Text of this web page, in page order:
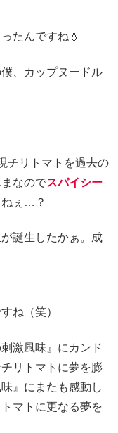
たんですね💧
、カップヌードル
チリトマトを過去の
なのでスパイシー
ねぇ…？
誕生したかぁ。成
ね（笑）
激風味』にカンド
リトマトに夢を膨
』にまたも感動し
マトに更なる夢を